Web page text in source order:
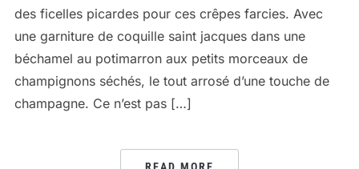
des ficelles picardes pour ces crêpes farcies. Avec
une garniture de coquille saint jacques dans une
béchamel au potimarron aux petits morceaux de
champignons séchés, le tout arrosé d’une touche de
champagne. Ce n’est pas […]